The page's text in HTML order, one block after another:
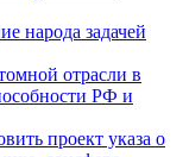
народа задачей
отрасли в
РФ и
проект указа о